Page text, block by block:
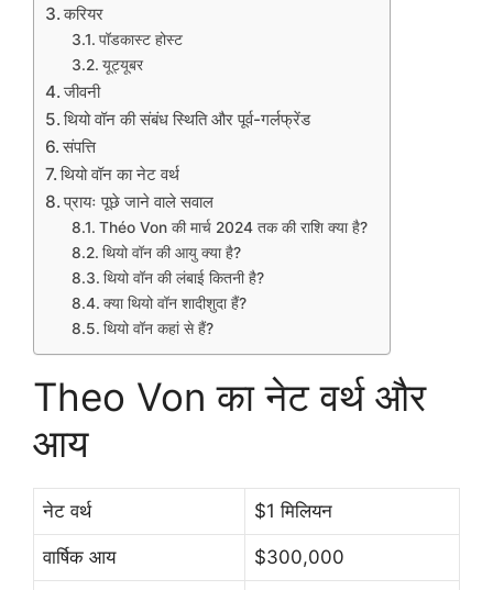
करियर
पॉडकास्ट होस्ट
यूट्यूबर
जीवनी
थियो वॉन की संबंध स्थिति और पूर्व-गर्लफ्रेंड
संपत्ति
थियो वॉन का नेट वर्थ
प्रायः पूछे जाने वाले सवाल
Théo Von की मार्च 2024 तक की राशि क्या है?
थियो वॉन की आयु क्या है?
थियो वॉन की लंबाई कितनी है?
क्या थियो वॉन शादीशुदा हैं?
थियो वॉन कहां से हैं?
Theo Von का नेट वर्थ और
आय
नेट वर्थ $1 मिलियन
वार्षिक आय $300,000